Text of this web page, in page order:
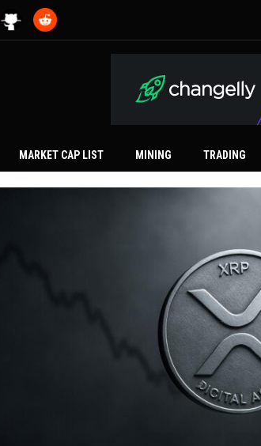
MARKET CAP LIST MINING TRADING